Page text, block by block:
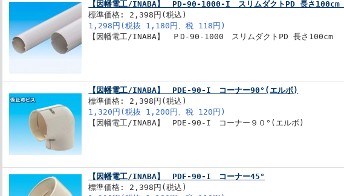
【因幡電工/INABA】 PD-90-1000-I スリムダクトPD 長さ100cm
標準価格: 2,398円(税込)
1,298円(税抜 1,180円、税 118円)
【因幡電工/INABA】 ＰD-90-1000 スリムダクトPD 長さ100cm
【因幡電工/INABA】 PDE-90-I コーナー90°(エルボ)
標準価格: 2,398円(税込)
1,320円(税抜 1,200円、税 120円)
【因幡電工/INABA】 PDE-90-I コーナー９０°(エルボ)
【因幡電工/INABA】 PDF-90-I コーナー45°
標準価格: 2,398円(税込)